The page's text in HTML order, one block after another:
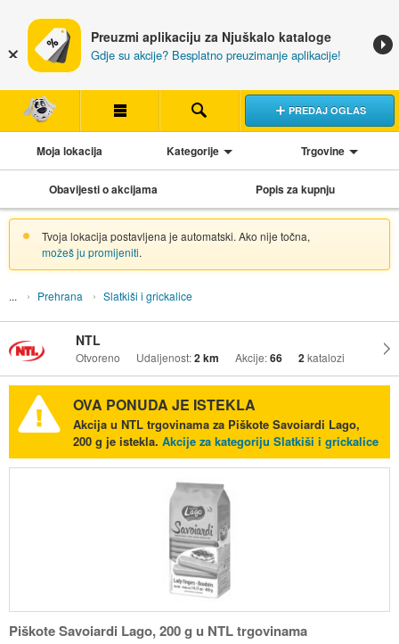
Preuzmi aplikaciju za Njuškalo kataloge
Gdje su akcije? Besplatno preuzimanje aplikacije!
PREDAJ OGLAS
Moja lokacija Kategorije Trgovine
Obavijesti o akcijama Popis za kupnju
Tvoja lokacija postavljena je automatski. Ako nije točna,
možeš ju promijeniti.
Prehrana Slatkiši i grickalice
NTL
Otvoreno Udaljenost:2 km Akcije:66 2katalozi
OVA PONUDA JE ISTEKLA
Akcija u NTL trgovinama za Piškote Savoiardi Lago,
200 g je istekla. Akcije za kategoriju Slatkiši i grickalice
Piškote Savoiardi Lago, 200 g u NTL trgovinama